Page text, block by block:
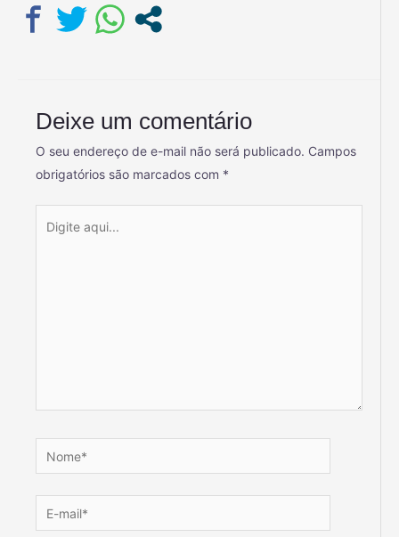
Deixe um comentário
O seu endereço de e-mail não será publicado. Campos
obrigatórios são marcados com *